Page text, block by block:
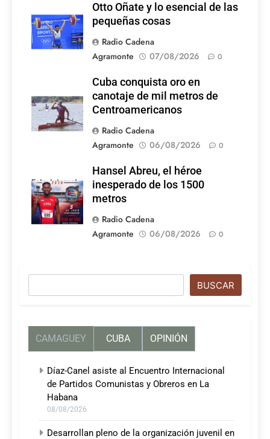
Otto Oñate y lo esencial de las
pequeñas cosas
Radio Cadena
Agramonte
07/08/2026 0
Cuba conquista oro en
canotaje de mil metros de
Centroamericanos
Radio Cadena
Agramonte
06/08/2026 0
Foto: Internet
Hansel Abreu, el héroe
inesperado de los 1500
metros
Radio Cadena
Agramonte
06/08/2026 0
BUSCAR
CAMAGUEY CUBA OPINIÓN
Díaz-Canel asiste al Encuentro Internacional
de Partidos Comunistas y Obreros en La
Habana
08/08/2026
Desarrollan pleno de la organización juvenil en